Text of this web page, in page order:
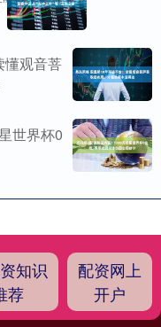
懂观音菩
世界杯0
知识
荐
配资网上
开户